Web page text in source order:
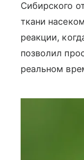
Сибирского
ткани
реакции,
позволил
реальном